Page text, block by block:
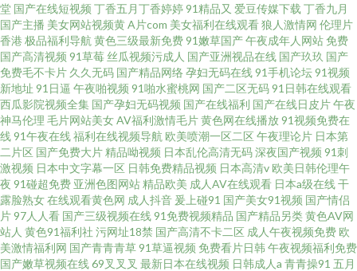
堂 国产在线短视频 丁香五月丁香婷婷91精品又 爱豆传媒下载 丁香九月
国产主播 美女网站视频黄A片com 美女福利在线观看狼人激情网 伦理片
香港 极品福利导航 黄色三级最新免费91嫩草国产午夜成年人网站 免费
国产高清视频 91草莓 丝瓜视频污成人 国产亚洲视品在线 国产玖玖 国产
免费毛不卡片 久久无码 国产精品网络 孕妇无码在线91手机论坛91视频
新地址 91日逼 午夜啪视频 91啪水蜜桃网 国产二区无码91日韩在线观看
西瓜影院视频全集 国产孕妇无码视频 国产在线福利 国产在线日皮片午夜
神马伦理 毛片网站美女AV福利激情毛片黄色网在线播放91视频免费在
线91午夜在线福利在线视频导航 欧美喷潮一区二区 午夜理论片 日本第
二片区 国产免费大片精品呦视频 日本乱伦高清无码深夜国产视频 91刺
激视频 日本中文字幕一区 日韩免费精品视频 日本高清v 欧美日韩伦理午
夜 91碰超免费 亚洲色图网站精品欧美 成人AV在线观看 日本a级在线干
露脸熟女在线观看黄色网 成人抖音 爰上碰91 国产美女91视频 国产情侣
片97人人看 国产三级视频在线91免费视频精品 国产精品另类黄色AV网
站人 黄色91福利社 污网址18禁 国产高清不卡二区 成人午夜视频免费 欧
美激情福利网 国产青青青草91草逼视频 免费看片日韩午夜视频福利免费
国产嫩草视频在线69叉叉叉 最新日本在线视频 日韩成人a 青青操91 五月